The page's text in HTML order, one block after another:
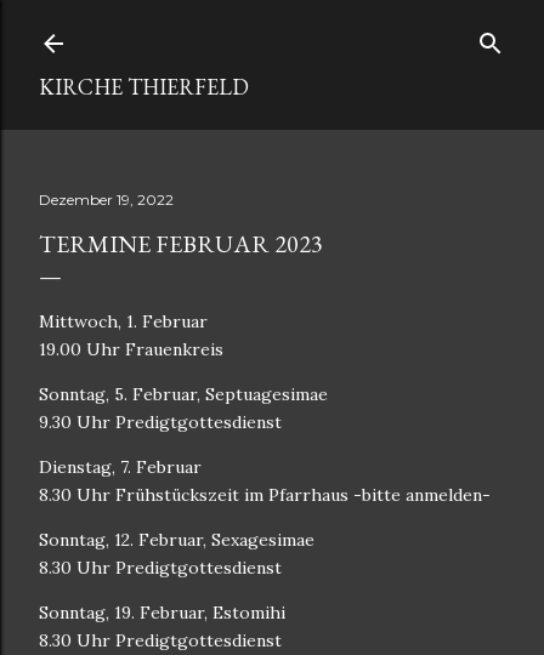
KIRCHE THIERFELD
Dezember 19, 2022
TERMINE FEBRUAR 2023
Mittwoch, 1. Februar
19.00 Uhr Frauenkreis
Sonntag, 5. Februar, Septuagesimae
9.30 Uhr Predigtgottesdienst
Dienstag, 7. Februar
8.30 Uhr Frühstückszeit im Pfarrhaus -bitte anmelden-
Sonntag, 12. Februar, Sexagesimae
8.30 Uhr Predigtgottesdienst
Sonntag, 19. Februar, Estomihi
8.30 Uhr Predigtgottesdienst